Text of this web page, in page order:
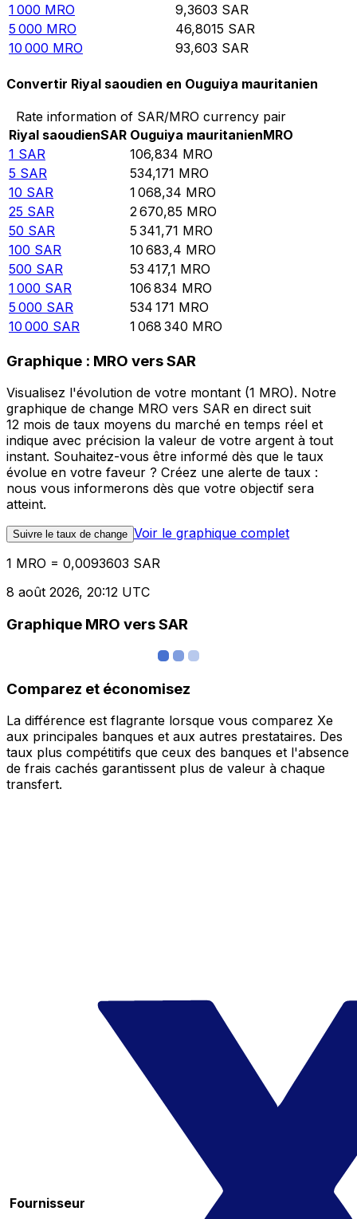
1 000 MRO 9,3603 SAR
5 000 MRO 46,8015 SAR
10 000 MRO 93,603 SAR
Convertir Riyal saoudien en Ouguiya mauritanien
Rate information of SAR/MRO currency pair
Riyal saoudienSAR Ouguiya mauritanienMRO
1 SAR 106,834 MRO
5 SAR 534,171 MRO
10 SAR 1 068,34 MRO
25 SAR 2 670,85 MRO
50 SAR 5 341,71 MRO
100 SAR 10 683,4 MRO
500 SAR 53 417,1 MRO
1 000 SAR 106 834 MRO
5 000 SAR 534 171 MRO
10 000 SAR 1 068 340 MRO
Graphique : MRO vers SAR
Visualisez l'évolution de votre montant (1 MRO). Notre
graphique de change MRO vers SAR en direct suit
12 mois de taux moyens du marché en temps réel et
indique avec précision la valeur de votre argent à tout
instant. Souhaitez-vous être informé dès que le taux
évolue en votre faveur ? Créez une alerte de taux :
nous vous informerons dès que votre objectif sera
atteint.
Suivre le taux de change Voir le graphique complet
1 MRO = 0,0093603 SAR
8 août 2026, 20:12 UTC
Graphique MRO vers SAR
Comparez et économisez
La différence est flagrante lorsque vous comparez Xe
aux principales banques et aux autres prestataires. Des
taux plus compétitifs que ceux des banques et l'absence
de frais cachés garantissent plus de valeur à chaque
transfert.
Fournisseur